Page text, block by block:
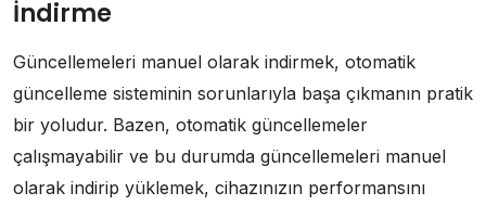
İndirme
Güncellemeleri manuel olarak indirmek, otomatik
güncelleme sisteminin sorunlarıyla başa çıkmanın pratik
bir yoludur. Bazen, otomatik güncellemeler
çalışmayabilir ve bu durumda güncellemeleri manuel
olarak indirip yüklemek, cihazınızın performansını